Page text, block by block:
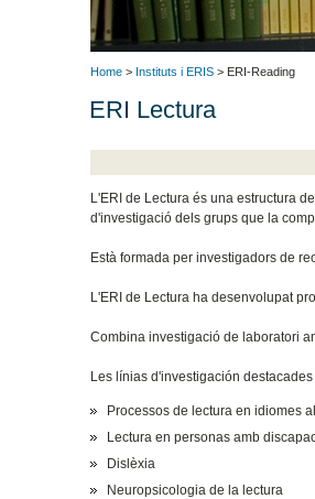
Home > Instituts i ERIS > ERI-Reading
ERI Lectura
L'ERI de Lectura és una estructura
d'investigació dels grups que la
Està formada per investigadors de
L'ERI de Lectura ha desenvolupat
Combina investigació de laboratori
Les línias d'investigación
Processos de lectura en idiomes
Lectura en personas amb
Dislèxia
Neuropsicologia de la lectura